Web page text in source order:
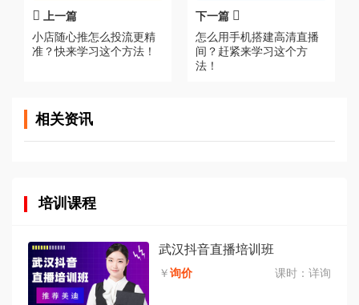
上一篇
小店随心推怎么投流更精
准？快来学习这个方法！
下一篇
怎么用手机搭建高清直播
间？赶紧来学习这个方
法！
相关资讯
培训课程
武汉抖音直播培训班
￥询价 课时： 详询